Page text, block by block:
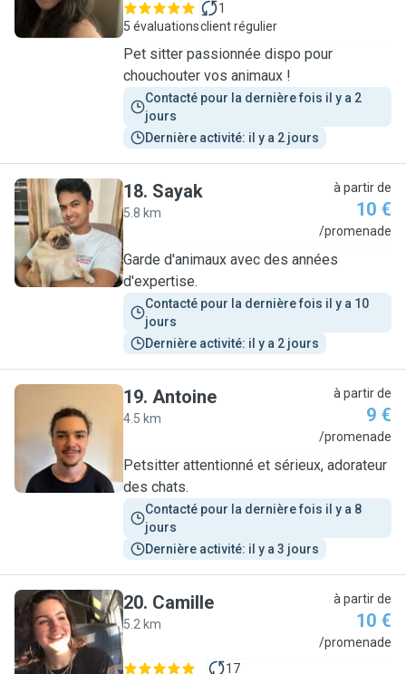
5 évaluations
1
client régulier
Pet sitter passionnée dispo pour
chouchouter vos animaux !
Contacté pour la dernière fois il y a 2
jours
Dernière activité: il y a 2 jours
S
18. Sayak
5.8 km
à partir de
10 €
/promenade
Garde d'animaux avec des années
d'expertise.
Contacté pour la dernière fois il y a 10
jours
Dernière activité: il y a 2 jours
A
19. Antoine
4.5 km
à partir de
9 €
/promenade
Petsitter attentionné et sérieux, adorateur
des chats.
Contacté pour la dernière fois il y a 8
jours
Dernière activité: il y a 3 jours
C
20. Camille
5.2 km
à partir de
10 €
/promenade
17